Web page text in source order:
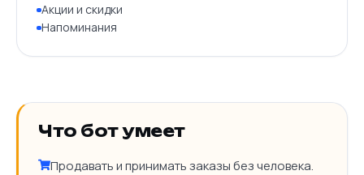
Акции и скидки
Напоминания
Что бот умеет
Продавать и принимать заказы без человека.